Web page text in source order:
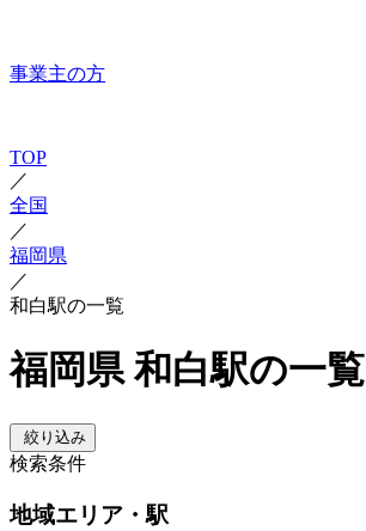
事業主の方
TOP
／
全国
／
福岡県
／
和白駅の一覧
福岡県 和白駅の一覧
絞り込み
検索条件
地域エリア・駅